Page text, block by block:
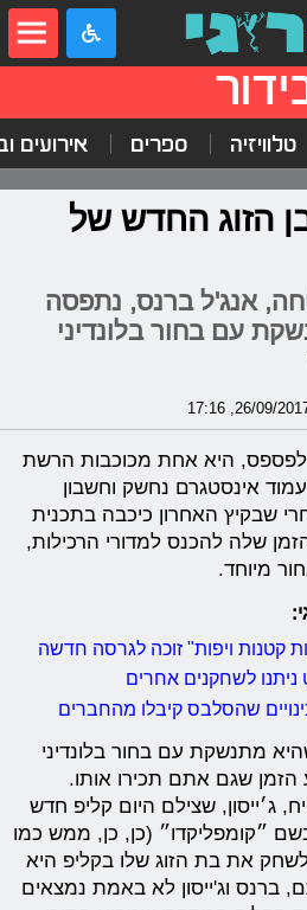
טלוויזיה ספרים אירועים
הזוג החדש של
אנג'ל ברנס, נתפסה
עם בחור בלונדיני
היא אחת מכוכבות הרשת
אינסטגרם נחשק וחשבון
שבקיץ האחרון כיכבה בתכנית
שלה להכנס למדורי הרכילות,
מיוחד.
קטנות ויפות" זוכה לגרסה חדשה
ניתנו לשחקנים אחרים
שהסלבס קיבלו מהחברים
מתנשקת עם בחור בלונדיני
הזמן שגם אתם תכירו אותו.
ג׳ייסון, שצילם היום קליפ חדש
״קומפליקדו״ (כן, כן, ממש כמו
את בת הזוג שלו בקליפ היא
ברנס וג'ייסון לא באמת נמצאים